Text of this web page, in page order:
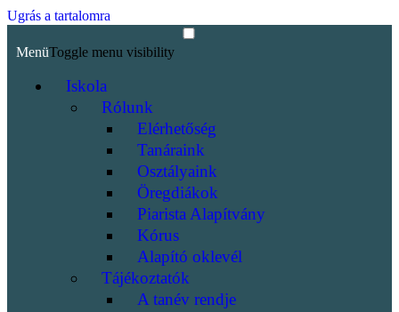
Ugrás a tartalomra
MenüToggle menu visibility
Iskola
Rólunk
Elérhetőség
Tanáraink
Osztályaink
Öregdiákok
Piarista Alapítvány
Kórus
Alapító oklevél
Tájékoztatók
A tanév rendje